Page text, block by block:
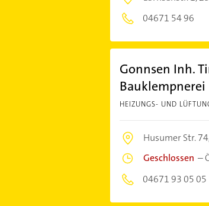
04671 54 96
Gonnsen Inh.
Bauklempnerei
HEIZUNGS- UND
Husumer Str.
Geschlossen –
04671 93 05 05